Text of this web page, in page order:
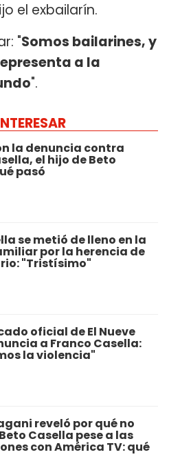
el exbailarín.
"Somos bailarines, y
a la
".
la denuncia contra
el hijo de Beto
pasó
se metió de lleno en la
por la herencia de
"Tristísimo"
oficial de El Nueve
a Franco Casella:
la violencia"
reveló por qué no
Casella pese a las
con América TV: qué